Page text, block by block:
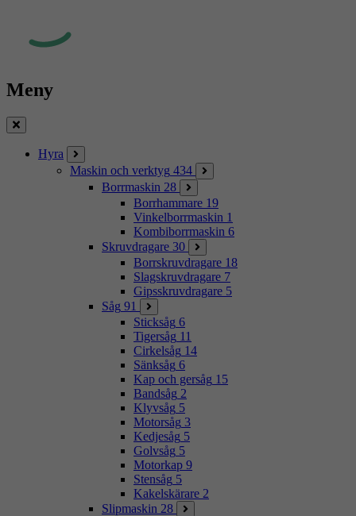
Meny
Stäng
Hyra
Maskin och verktyg 434
Borrmaskin 28
Borrhammare 19
Vinkelborrmaskin 1
Kombiborrmaskin 6
Skruvdragare 30
Borrskruvdragare 18
Slagskruvdragare 7
Gipsskruvdragare 5
Såg 91
Sticksåg 6
Tigersåg 11
Cirkelsåg 14
Sänksåg 6
Kap och gersåg 15
Bandsåg 2
Klyvsåg 5
Motorsåg 3
Kedjesåg 5
Golvsåg 5
Motorkap 9
Stensåg 5
Kakelskärare 2
Slipmaskin 28